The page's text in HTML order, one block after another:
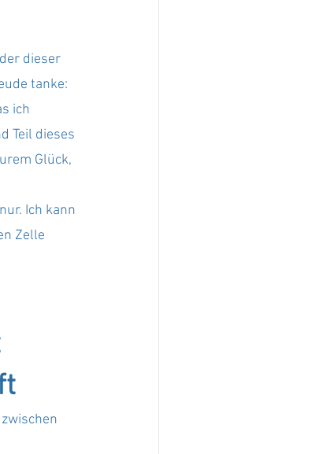
dieser
tanke:
ich
Teil dieses
Glück,
Ich kann
Zelle